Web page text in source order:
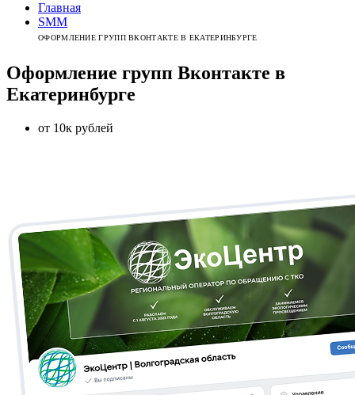
Главная
SMM
ОФОРМЛЕНИЕ ГРУПП ВКОНТАКТЕ В ЕКАТЕРИНБУРГЕ
Оформление групп Вконтакте в
Екатеринбурге
от 10к рублей